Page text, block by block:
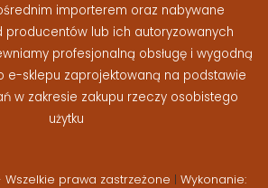
importerem oraz nabywane
producentów lub ich autoryzowanych
profesjonalną obsługę i wygodną
e-sklepu zaprojektowaną na podstawie
w zakresie zakupu rzeczy osobistego
użytku
prawa zastrzeżone | Wykonanie: